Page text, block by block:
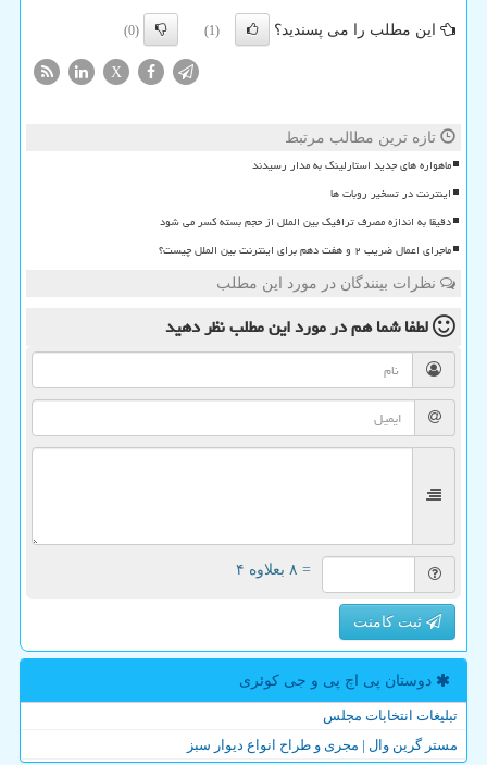
این مطلب را می پسندید؟ (1)
(0)
X
تازه ترین مطالب مرتبط
ماهواره های جدید استارلینک به مدار رسیدند
اینترنت در تسخیر روبات ها
دقیقا به اندازه مصرف ترافیک بین الملل از حجم بسته کسر می شود
ماجرای اعمال ضریب ۲ و هفت دهم برای اینترنت بین الملل چیست؟
نظرات بینندگان در مورد این مطلب
لطفا شما همدر مورد این مطلبنظر دهید
= ۸ بعلاوه ۴
ثبت کامنت
دوستان پی اچ پی و جی كوئری
تبلیغات انتخابات مجلس
مستر گرین وال | مجری و طراح انواع دیوار سبز